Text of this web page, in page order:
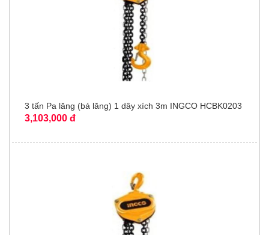
3 tấn Pa lăng (bá lăng) 1 dây xích 3m INGCO HCBK0203
3,103,000 đ